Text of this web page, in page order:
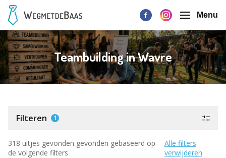
Menu
Teambuilding in Wavre
Filteren 1
318 uitjes gevonden gevonden gebaseerd op
de volgende filters
Alle filters
verwijderen